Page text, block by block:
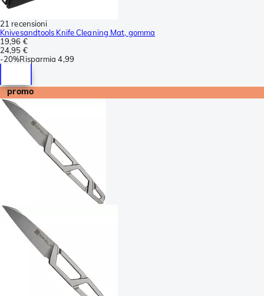
21 recensioni
Knivesandtools Knife Cleaning Mat, gomma
19,96 €
24,95 €
-20%Risparmia 4,99
promo